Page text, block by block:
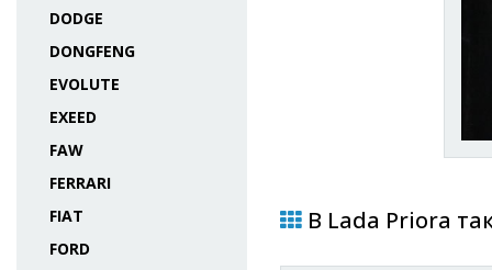
DODGE
DONGFENG
EVOLUTE
EXEED
FAW
FERRARI
FIAT
FORD
В Lada Priora